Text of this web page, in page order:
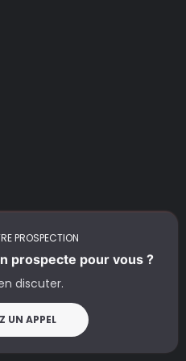
PROSPECTION
prospecte pour vous ?
discuter.
UN APPEL